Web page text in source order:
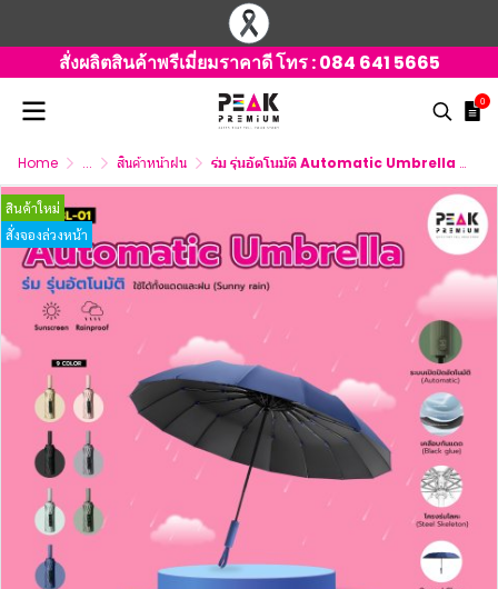
สั่งผลิตสินค้าพรีเมี่ยมราคาดี โทร :084 641 5665
0
Home ... สินค้าหน้าฝน ร่ม รุ่นอัตโนมัติ Automatic Umbrella สกรีนโลโก้
สินค้าใหม่
สั่งจองล่วงหน้า